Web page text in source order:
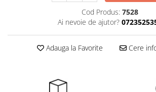
înaltă vizibilitate hi-vis
Hanorace
Salopetă cu pieptar
Cod Produs: 7528
Ai nevoie de ajutor?
Adauga la Favorite Cere